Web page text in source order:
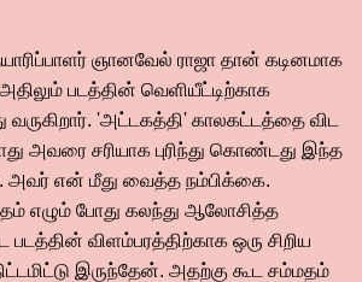
ஞானவேல் ராஜா தான் கடினமாக
படத்தின் வெளியீட்டிற்காக
'அட்டகத்தி' காலகட்டத்தை விட
அவரை சரியாக புரிந்து கொண்டது இந்த
அவர் என் மீது வைத்த நம்பிக்கை.
எழும் போது கலந்து ஆலோசித்த
படத்தின் விளம்பரத்திற்காக ஒரு சிறிய
இருந்தேன். அதற்கு கூட சம்மதம்